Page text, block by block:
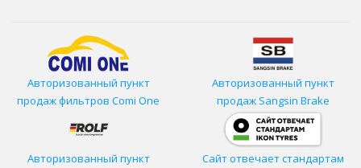
Авторизованный пункт
продаж фильтров Comi One
Авторизованный пункт
продаж Sangsin Brake
Авторизованный пункт
Сайт отвечает стандартам